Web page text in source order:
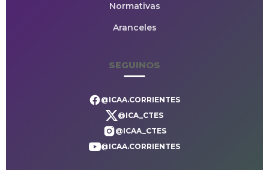
Normativas
Aranceles
SEGUINOS
@ICAA.CORRIENTES
@ICA_CTES
@ICAA_CTES
@ICAA.CORRIENTES